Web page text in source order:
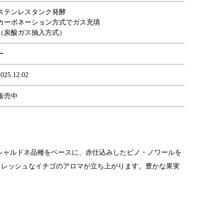
テンレスタンク発酵
ーボネーション方式でガス充填
（炭酸ガス抽入方式）
売中
ルドネ品種をベースに、赤仕込みしたピノ・ノワールを
ッシュなイチゴのアロマが立ち上がります。豊かな果実